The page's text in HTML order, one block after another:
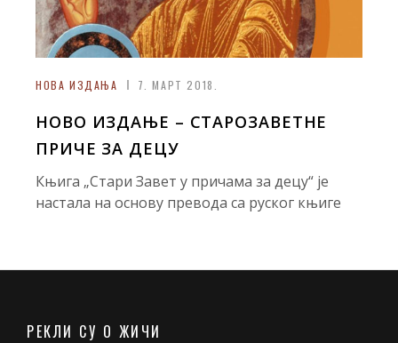
НОВA ИЗДАЊА 7. МАРТ 2018.
НОВО ИЗДАЊЕ – СТАРОЗАВЕТНЕ
ПРИЧЕ ЗА ДЕЦУ
Књига „Стари Завет у причама за децу“ је
настала на основу превода са руског књиге
РЕКЛИ СУ О ЖИЧИ